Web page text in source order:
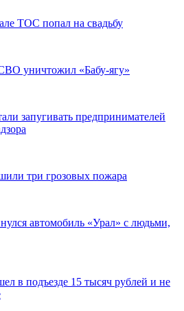
ТОС попал на свадьбу
уничтожил «Бабу-ягу»
запугивать предпринимателей
три грозовых пожара
автомобиль «Урал» с людьми,
в подъезде 15 тысяч рублей и не